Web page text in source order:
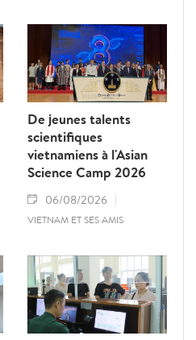
De jeunes talents
scientifiques
vietnamiens à l'Asian
Science Camp 2026
06/08/2026
VIETNAM ET SES AMIS